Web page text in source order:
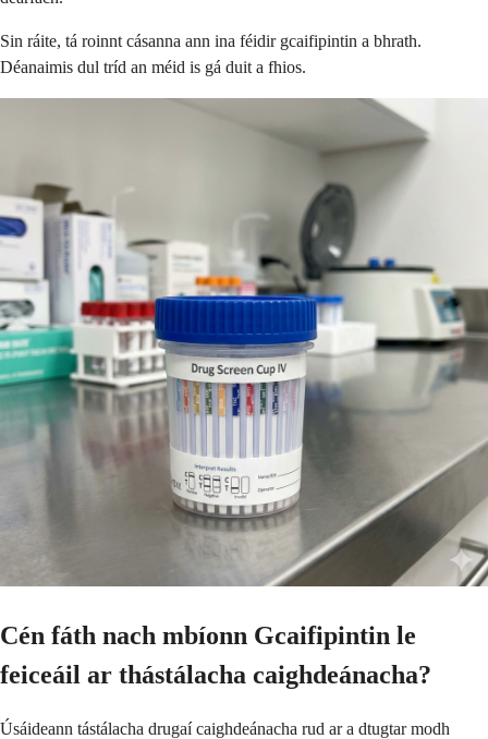
Sin ráite, tá roinnt cásanna ann ina féidir gcaifipintin a bhrath.
Déanaimis dul tríd an méid is gá duit a fhios.
Cén fáth nach mbíonn Gcaifipintin le
feiceáil ar thástálacha caighdeánacha?
Úsáideann tástálacha drugaí caighdeánacha rud ar a dtugtar modh